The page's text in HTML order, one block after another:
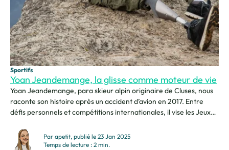
Yoan Jeandemange, la glisse comme moteur de vie
Sportifs
Yoan Jeandemange, para skieur alpin originaire de Cluses, nous
raconte son histoire après un accident d’avion en 2017. Entre
défis personnels et compétitions internationales, il vise les Jeux
ans et je fais du para ski alpin. LE ski comme motivation En juillet
2017, j’ai été victime...
Par apetit, publié le 23 Jan 2025
Temps de lecture : 2 min.